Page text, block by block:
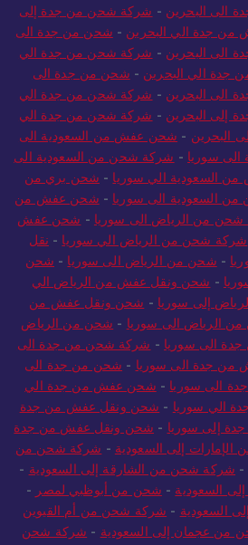
الى البحرين - شركة شحن من جدة إلى
جدة الي البحرين - شحن من جدة الى
الى البحرين - شركة شحن من جدة الي
الي البحرين - شحن من جدة الى
الى البحرين - شركة شحن من جدة الي
إلى البحرين - شركة شحن من جدة الي
البحرين - شحن عفش من السعودية الى
سوريا - شركة شحن من السعودية الى
السعودية الي سوريا - شحن بري من
السعودية الى سوريا - شحن عفش من
من الرياض الى سوريا - شحن عفش
شركة شحن من الرياض الي سوريا - نقل
- شحن من الرياض الى سوريا - شحن
- شحن ونقل عفش من الرياض الي
إلى سوريا - شحن ونقل عفش من
الرياض الى سوريا - شحن من الرياض
الى سوريا - شركة شحن من جدة الى
جدة الى سوريا - شحن من جدة الى
الى سوريا - شحن عفش من جدة الي
الي سوريا - شحن ونقل عفش من جدة
إلى سوريا - شحن ونقل عفش من جدة
إلى السعودية - شركة شحن من
- شركة شحن من الشارقة إلى السعودية -
السعودية - شحن من أبوظبي لمصر -
السعودية - شركة شحن من أم القيوين
من عجمان إلى السعودية - شركة شحن